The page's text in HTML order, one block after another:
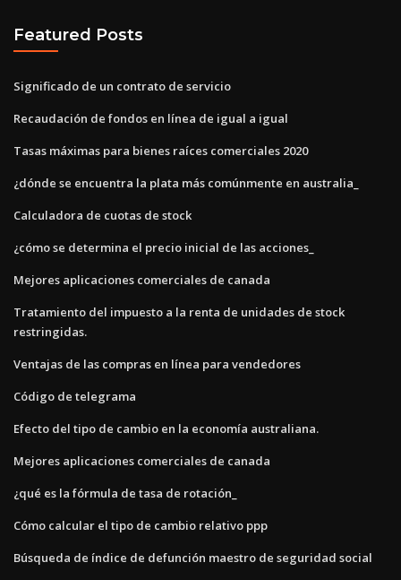
Featured Posts
Significado de un contrato de servicio
Recaudación de fondos en línea de igual a igual
Tasas máximas para bienes raíces comerciales 2020
¿dónde se encuentra la plata más comúnmente en australia_
Calculadora de cuotas de stock
¿cómo se determina el precio inicial de las acciones_
Mejores aplicaciones comerciales de canada
Tratamiento del impuesto a la renta de unidades de stock
restringidas.
Ventajas de las compras en línea para vendedores
Código de telegrama
Efecto del tipo de cambio en la economía australiana.
Mejores aplicaciones comerciales de canada
¿qué es la fórmula de tasa de rotación_
Cómo calcular el tipo de cambio relativo ppp
Búsqueda de índice de defunción maestro de seguridad social